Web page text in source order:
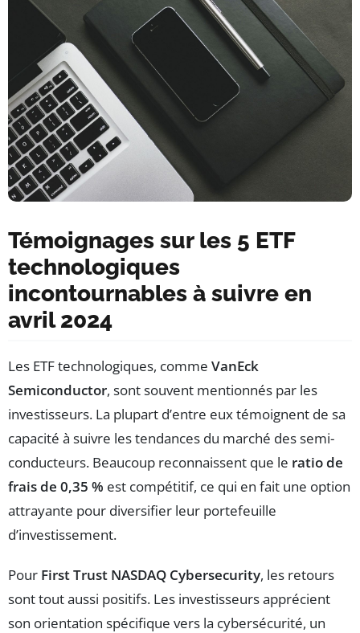
Témoignages sur les 5 ETF
technologiques
incontournables à suivre en
avril 2024
Les ETF technologiques, comme VanEck
Semiconductor, sont souvent mentionnés par les
investisseurs. La plupart d’entre eux témoignent de sa
capacité à suivre les tendances du marché des semi-
conducteurs. Beaucoup reconnaissent que le ratio de
frais de 0,35 % est compétitif, ce qui en fait une option
attrayante pour diversifier leur portefeuille
d’investissement.
Pour First Trust NASDAQ Cybersecurity, les retours
sont tout aussi positifs. Les investisseurs apprécient
son orientation spécifique vers la cybersécurité, un